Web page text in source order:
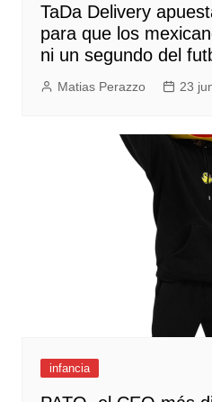
TaDa Delivery
para que los
ni un segundo del
Matias Perazzo 23
infancia